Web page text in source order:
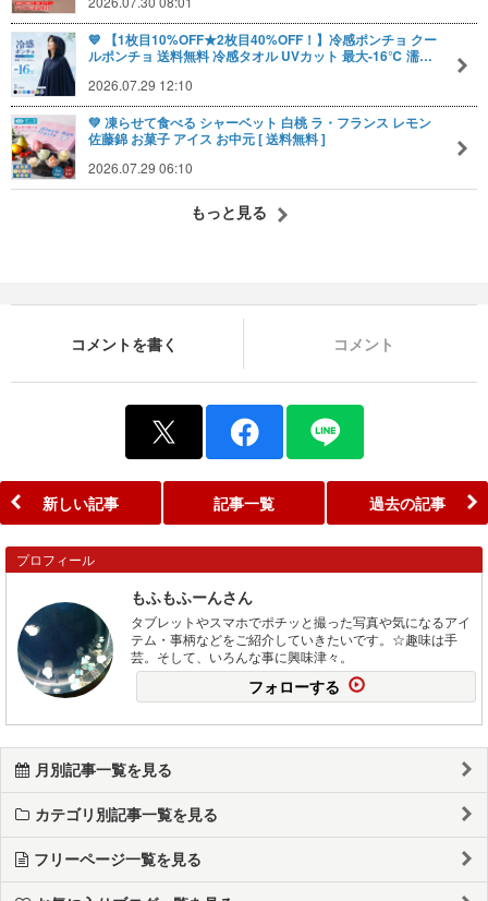
💙 【1枚目10%OFF★2枚目40%OFF！】冷感ポンチョ クー
ルポンチョ 送料無料 冷感タオル UVカット 最大-16℃ 濡…
2026.07.29 12:10
💚 凍らせて食べる シャーベット 白桃 ラ・フランス レモン
佐藤錦 お菓子 アイス お中元 [ 送料無料 ]
2026.07.29 06:10
もっと見る
コメントを書く コメント
新しい記事 記事一覧 過去の記事
プロフィール
もふもふーんさん
タブレットやスマホでポチッと撮った写真や気になるアイ
テム・事柄などをご紹介していきたいです。☆趣味は手
芸。そして、いろんな事に興味津々。
フォローする
月別記事一覧を見る
カテゴリ別記事一覧を見る
フリーページ一覧を見る